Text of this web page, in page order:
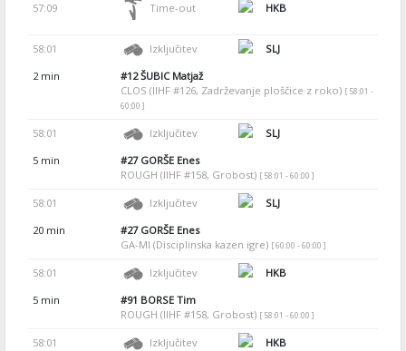
57:09 Time-out HKB
58:01 Izključitev
SLJ
2 min
#12ŠUBIC Matjaž
CLOS (IIHF #126, Zadrževanje ploščice z roko) [ 58:01 -
60:00 ]
58:01 Izključitev
SLJ
5 min
#27GORŠE Enes
ROUGH (IIHF #158, Grobost) [ 58:01 - 60:00 ]
58:01 Izključitev
SLJ
20 min
#27GORŠE Enes
GA-MI (Disciplinska kazen igre) [ 60:00 - 60:00 ]
58:01 Izključitev
HKB
5 min
#91 BORSE Tim
ROUGH (IIHF #158, Grobost) [ 58:01 - 60:00 ]
58:01 Izključitev
HKB